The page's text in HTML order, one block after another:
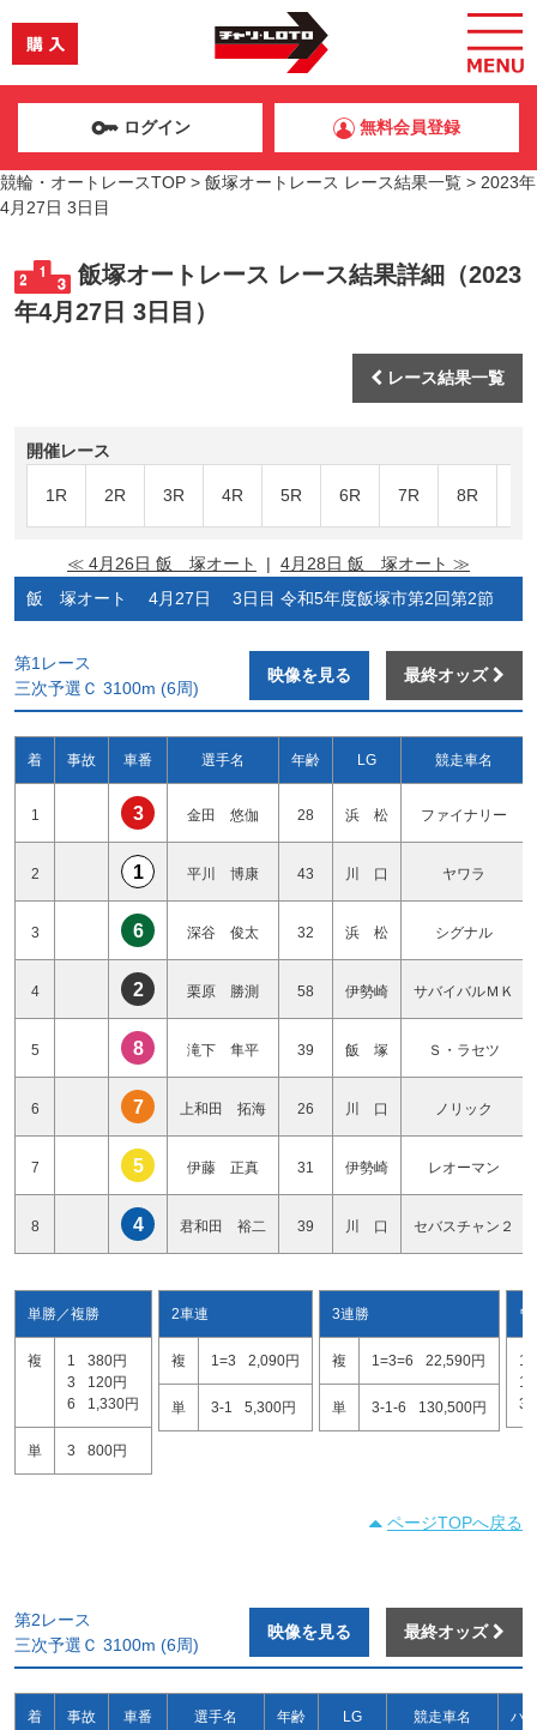
ログイン 無料会員登録
競輪・オートレースTOP > 飯塚オートレース レース結果一覧 > 2023年
4月27日 3日目
飯塚オートレース レース結果詳細（2023
年4月27日 3日目）
レース結果一覧
開催レース
1R 2R 3R 4R 5R 6R 7R 8R
≪ 4月26日 飯 塚オート | 4月28日 飯 塚オート ≫
飯 塚オート 4月27日 3日目 令和5年度飯塚市第2回第2節
第1レース
三次予選Ｃ 3100m (6周)
映像を見る 最終オッズ
着 事故 車番 選手名 年齢 LG 競走車名
1 3 金田 悠伽 28 浜 松 ファイナリー
2 1 平川 博康 43 川 口 ヤワラ
3 6 深谷 俊太 32 浜 松 シグナル
4 2 栗原 勝測 58 伊勢崎 サバイバルＭＫ
5 8 滝下 隼平 39 飯 塚 Ｓ・ラセツ
6 7 上和田 拓海 26 川 口 ノリック
7 5 伊藤 正真 31 伊勢崎 レオーマン
8 4 君和田 裕二 39 川 口 セバスチャン２
単勝／複勝
複 1
380円
3
120円
6
1,330円
単 3 800円
2車連
複 1=3 2,090円
単 3-1 5,300円
3連勝
複 1=3=6 22,590円
単 3-1-6 130,500円
ワ
ページTOPへ戻る
第2レース
三次予選Ｃ 3100m (6周)
映像を見る 最終オッズ
着 事故 車番 選手名 年齢 LG 競走車名 ハ